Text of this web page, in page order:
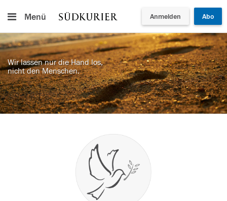
Menü Anmelden Abo
Wir lassen nur die Hand los,
nicht den Menschen.